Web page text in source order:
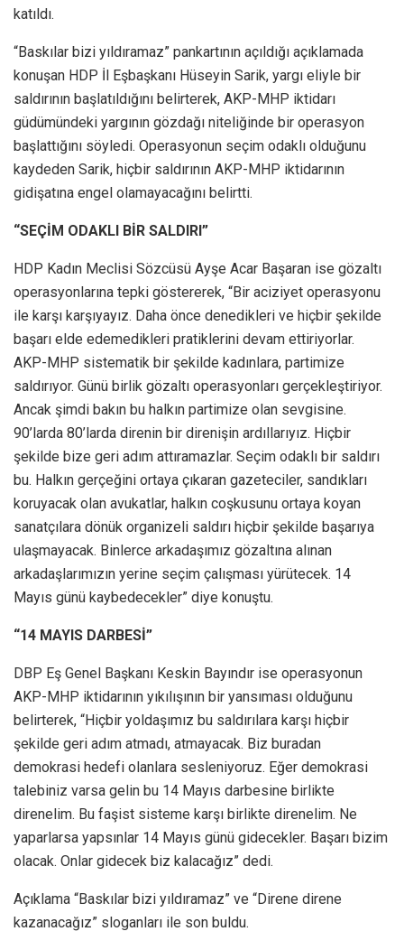
katıldı.
“Baskılar bizi yıldıramaz” pankartının açıldığı açıklamada
konuşan HDP İl Eşbaşkanı Hüseyin Sarik, yargı eliyle bir
saldırının başlatıldığını belirterek, AKP-MHP iktidarı
güdümündeki yargının gözdağı niteliğinde bir operasyon
başlattığını söyledi. Operasyonun seçim odaklı olduğunu
kaydeden Sarik, hiçbir saldırının AKP-MHP iktidarının
gidişatına engel olamayacağını belirtti.
“SEÇİM ODAKLI BİR SALDIRI”
HDP Kadın Meclisi Sözcüsü Ayşe Acar Başaran ise gözaltı
operasyonlarına tepki göstererek, “Bir aciziyet operasyonu
ile karşı karşıyayız. Daha önce denedikleri ve hiçbir şekilde
başarı elde edemedikleri pratiklerini devam ettiriyorlar.
AKP-MHP sistematik bir şekilde kadınlara, partimize
saldırıyor. Günü birlik gözaltı operasyonları gerçekleştiriyor.
Ancak şimdi bakın bu halkın partimize olan sevgisine.
90’larda 80’larda direnin bir direnişin ardıllarıyız. Hiçbir
şekilde bize geri adım attıramazlar. Seçim odaklı bir saldırı
bu. Halkın gerçeğini ortaya çıkaran gazeteciler, sandıkları
koruyacak olan avukatlar, halkın coşkusunu ortaya koyan
sanatçılara dönük organizeli saldırı hiçbir şekilde başarıya
ulaşmayacak. Binlerce arkadaşımız gözaltına alınan
arkadaşlarımızın yerine seçim çalışması yürütecek. 14
Mayıs günü kaybedecekler” diye konuştu.
“14 MAYIS DARBESİ”
DBP Eş Genel Başkanı Keskin Bayındır ise operasyonun
AKP-MHP iktidarının yıkılışının bir yansıması olduğunu
belirterek, “Hiçbir yoldaşımız bu saldırılara karşı hiçbir
şekilde geri adım atmadı, atmayacak. Biz buradan
demokrasi hedefi olanlara sesleniyoruz. Eğer demokrasi
talebiniz varsa gelin bu 14 Mayıs darbesine birlikte
direnelim. Bu faşist sisteme karşı birlikte direnelim. Ne
yaparlarsa yapsınlar 14 Mayıs günü gidecekler. Başarı bizim
olacak. Onlar gidecek biz kalacağız” dedi.
Açıklama “Baskılar bizi yıldıramaz” ve “Direne direne
kazanacağız” sloganları ile son buldu.